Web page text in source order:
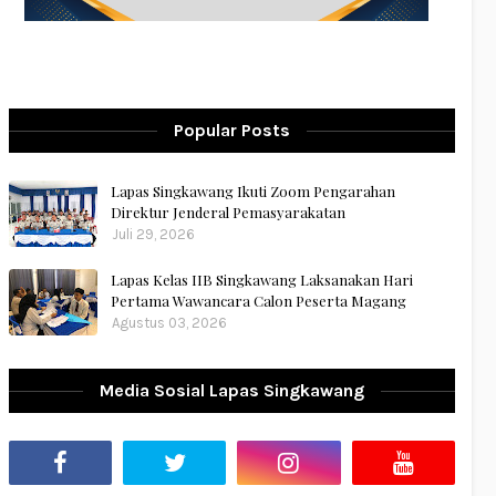
Popular Posts
Lapas Singkawang Ikuti Zoom Pengarahan
Direktur Jenderal Pemasyarakatan
Juli 29, 2026
Lapas Kelas IIB Singkawang Laksanakan Hari
Pertama Wawancara Calon Peserta Magang
Agustus 03, 2026
Media Sosial Lapas Singkawang